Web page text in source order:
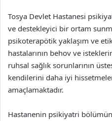
Tosya Devlet Hastanesi
ve destekleyici bir ortam
psikoterapötik yaklaşım ve
hastalarının behov ve
ruhsal sağlık sorunlarının
kendilerini daha iyi
amaçlamaktadır.
Hastanenin psikiyatri